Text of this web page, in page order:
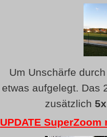
Um Unschärfe
etwas aufgelegt. Das
zusätzlich
UPDATE